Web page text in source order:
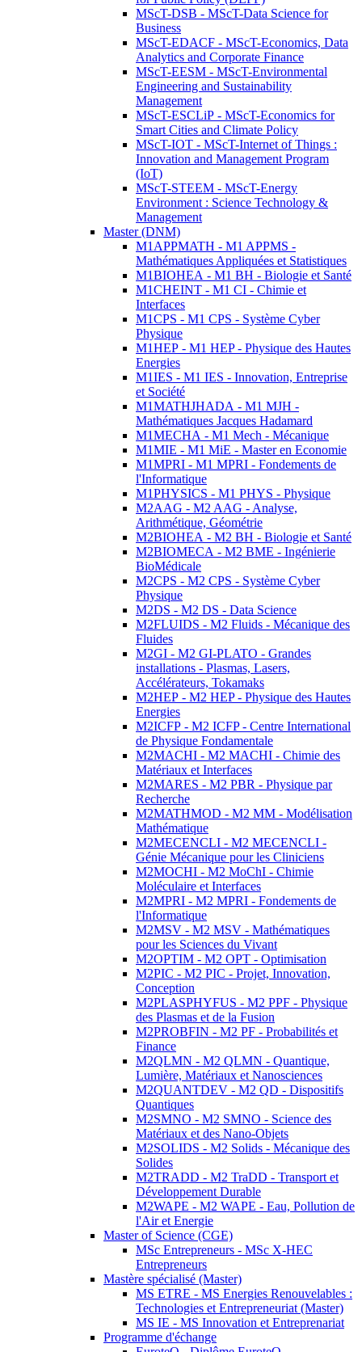
MScT-DSB - MScT-Data Science for
Business
MScT-EDACF - MScT-Economics, Data
Analytics and Corporate Finance
MScT-EESM - MScT-Environmental
Engineering and Sustainability
Management
MScT-ESCLiP - MScT-Economics for
Smart Cities and Climate Policy
MScT-IOT - MScT-Internet of Things :
Innovation and Management Program
(IoT)
MScT-STEEM - MScT-Energy
Environment : Science Technology &
Management
Master (DNM)
M1APPMATH - M1 APPMS -
Mathématiques Appliquées et Statistiques
M1BIOHEA - M1 BH - Biologie et Santé
M1CHEINT - M1 CI - Chimie et
Interfaces
M1CPS - M1 CPS - Système Cyber
Physique
M1HEP - M1 HEP - Physique des Hautes
Energies
M1IES - M1 IES - Innovation, Entreprise
et Société
M1MATHJHADA - M1 MJH -
Mathématiques Jacques Hadamard
M1MECHA - M1 Mech - Mécanique
M1MIE - M1 MiE - Master en Economie
M1MPRI - M1 MPRI - Fondements de
l'Informatique
M1PHYSICS - M1 PHYS - Physique
M2AAG - M2 AAG - Analyse,
Arithmétique, Géométrie
M2BIOHEA - M2 BH - Biologie et Santé
M2BIOMECA - M2 BME - Ingénierie
BioMédicale
M2CPS - M2 CPS - Système Cyber
Physique
M2DS - M2 DS - Data Science
M2FLUIDS - M2 Fluids - Mécanique des
Fluides
M2GI - M2 GI-PLATO - Grandes
installations - Plasmas, Lasers,
Accélérateurs, Tokamaks
M2HEP - M2 HEP - Physique des Hautes
Energies
M2ICFP - M2 ICFP - Centre International
de Physique Fondamentale
M2MACHI - M2 MACHI - Chimie des
Matériaux et Interfaces
M2MARES - M2 PBR - Physique par
Recherche
M2MATHMOD - M2 MM - Modélisation
Mathématique
M2MECENCLI - M2 MECENCLI -
Génie Mécanique pour les Cliniciens
M2MOCHI - M2 MoChI - Chimie
Moléculaire et Interfaces
M2MPRI - M2 MPRI - Fondements de
l'Informatique
M2MSV - M2 MSV - Mathématiques
pour les Sciences du Vivant
M2OPTIM - M2 OPT - Optimisation
M2PIC - M2 PIC - Projet, Innovation,
Conception
M2PLASPHYFUS - M2 PPF - Physique
des Plasmas et de la Fusion
M2PROBFIN - M2 PF - Probabilités et
Finance
M2QLMN - M2 QLMN - Quantique,
Lumière, Matériaux et Nanosciences
M2QUANTDEV - M2 QD - Dispositifs
Quantiques
M2SMNO - M2 SMNO - Science des
Matériaux et des Nano-Objets
M2SOLIDS - M2 Solids - Mécanique des
Solides
M2TRADD - M2 TraDD - Transport et
Développement Durable
M2WAPE - M2 WAPE - Eau, Pollution de
l'Air et Energie
Master of Science (CGE)
MSc Entrepreneurs - MSc X-HEC
Entrepreneurs
Mastère spécialisé (Master)
MS ETRE - MS Energies Renouvelables :
Technologies et Entrepreneuriat (Master)
MS IE - MS Innovation et Entreprenariat
Programme d'échange